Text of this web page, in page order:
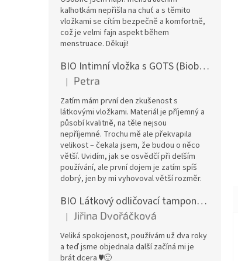
kalhotkám nepřišla na chuť a s těmito
vložkami se cítím bezpečně a komfortně,
což je velmi fajn aspekt během
menstruace. Děkuji!
BIO Intimní vložka s GOTS (Biobavlněný úplet) - Malované pivoňky v hořčicové
Hodnocení produktu je 5 z 5 hvězdiček.
| Petra
Zatím mám první den zkušenost s
látkovými vložkami. Materiál je příjemný a
působí kvalitně, na těle nejsou
nepříjemné. Trochu mě ale překvapila
velikost – čekala jsem, že budou o něco
větší. Uvidím, jak se osvědčí při delším
používání, ale první dojem je zatím spíš
dobrý, jen by mi vyhovoval větší rozměr.
BIO Látkový odličovací tamponek: Barevné bambusovo-biobavlněné froté
Hodnocení produktu je 5 z 5 hvězdiček.
| Jiřina Dvořáčková
Veliká spokojenost, používám už dva roky
a teď jsme objednala další začíná mi je
brát dcera ♥️🙂